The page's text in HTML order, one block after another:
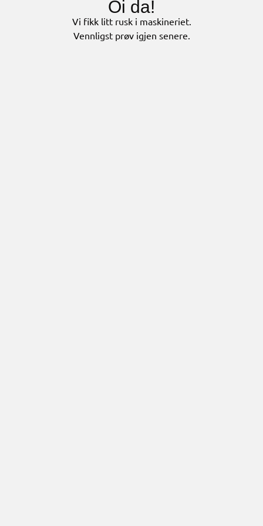
Oi da!
Vi fikk litt rusk i maskineriet.
Vennligst prøv igjen senere.